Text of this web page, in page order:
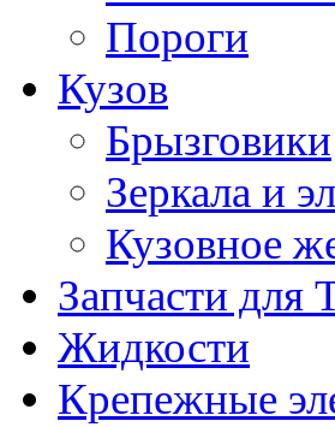
Пороги
Кузов
Брызговики
Зеркала и
Кузовное
Запчасти для
Жидкости
Крепежные